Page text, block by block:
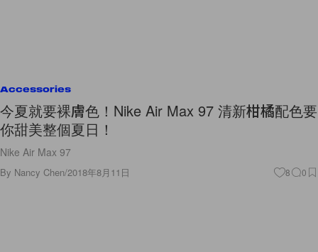
Accessories
今夏就要裸膚色！Nike Air Max 97 清新柑橘配色要
你甜美整個夏日！
Nike Air Max 97
By Nancy Chen/2018年8月11日 8 0